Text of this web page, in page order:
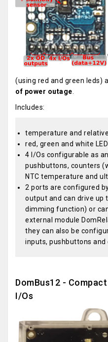
(using red and green leds)
of power outage.
Includes:
temperature and
red, green and white
4 I/Os configurable as
pushbuttons, counters
NTC temperature and
2 ports are configured
output and can drive up
dimming function) or
external module
they can also be
inputs, pushbuttons and
DomBus12 -
I/Os